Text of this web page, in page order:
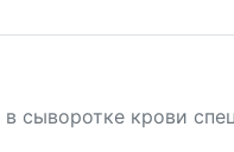
сыворотке крови